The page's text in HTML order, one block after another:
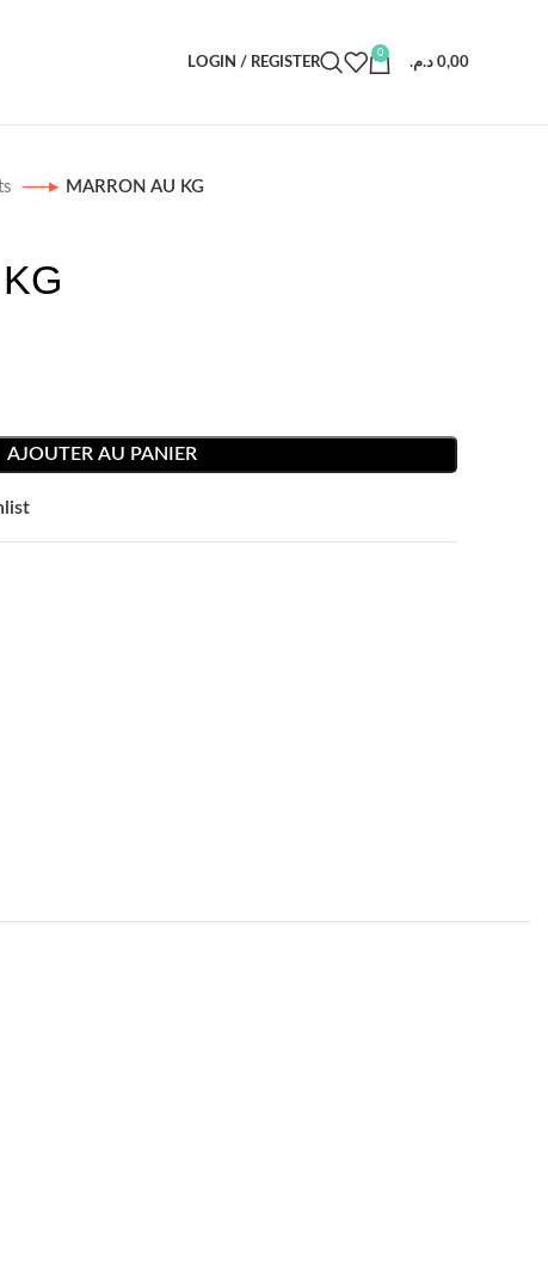
LOGIN / REGISTER
0
0,00 د.م.
MARRON AU KG
AJOUTER AU PANIER